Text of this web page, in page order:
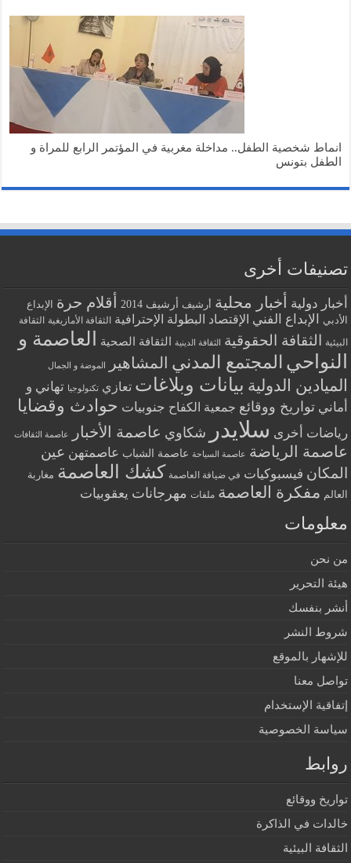
انماط شخصية الطفل.. مداخلة مغربية في المؤتمر الرابع للمراة و
الطفل بتونس
تصنيفات أخرى
أخبار دولية أخبار محلية أرشيف أرشيف 2014 أقلام حرة
الإبداع
الأدبي
الإبداع الفني الإقتصاد البطولة الإحترافية الثقافة الأمازيغية الثقافة
البيئية الثقافة الحقوقية الثقافة الدينية الثقافة الصحية
العاصمة و
النواحي المجتمع المدني المشاهير الموضة و الجمال
الميادين الدولية بيانات وبلاغات تعازي تكنولوجيا تهاني و
أماني تواريخ ووقائع جمعية الكفاح جنوبيات حوادث وقضايا
رياضات أخرى سلايدر شكاوي عاصمة الأخبار عاصمة الثقافات
عاصمة الرياضة عاصمة السياحة عاصمة الشباب عاصمتهن عين
المكان فيسبوكيات في ضيافة العاصمة كشك العاصمة مغاربة
العالم مفكرة العاصمة ملفات مهرجانات يعقوبيات
معلومات
من نحن
هيئة التحرير
أنشر بنفسك
شروط النشر
للإشهار بالموقع
تواصل معنا
إتفاقية الإستخدام
سياسة الخصوصية
روابط
تواريخ ووقائع
خالدات في الذاكرة
الثقافة البيئية